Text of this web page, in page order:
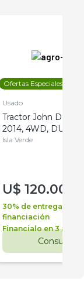
Ofertas Especiales
Usado
Tractor John Deere
2014, 4WD, DUAL
Isla Verde
U$ 120.000
30% de entrega +
financiación
Financialo en 3 años
Consultar